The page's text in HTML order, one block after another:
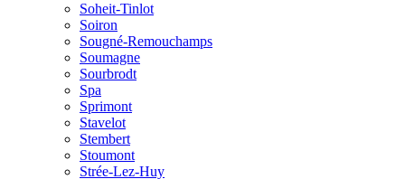
Soheit-Tinlot
Soiron
Sougné-Remouchamps
Soumagne
Sourbrodt
Spa
Sprimont
Stavelot
Stembert
Stoumont
Strée-Lez-Huy